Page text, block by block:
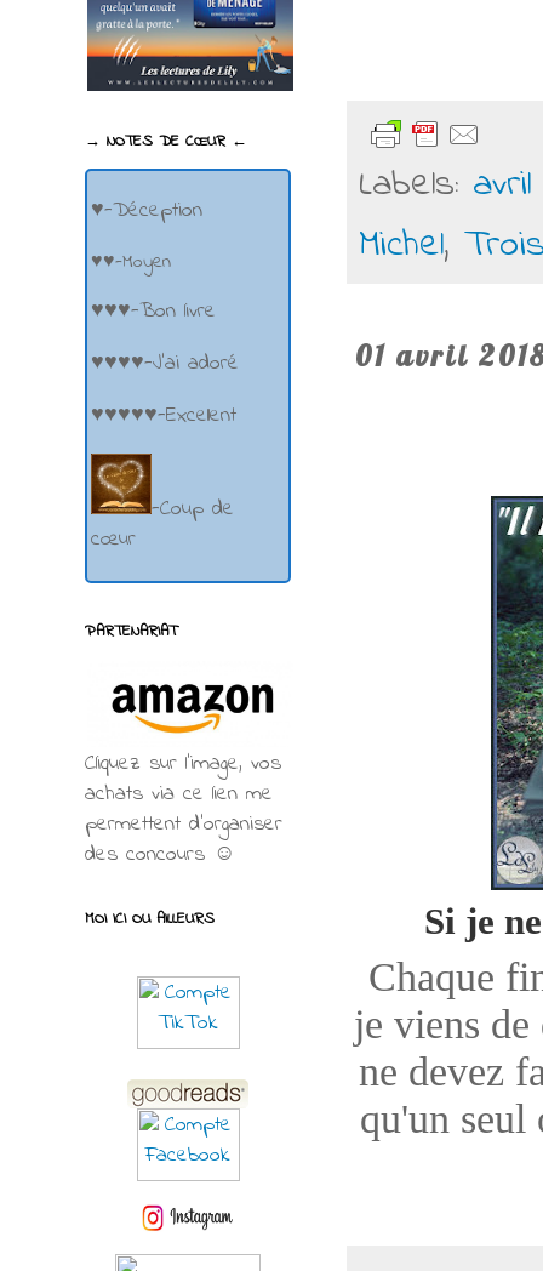
Labels:
Michel,
01 avril
Si je
Chaque
je viens
ne devez
qu'un seul
→ NOTES DE CŒUR ←
♥-Déception
♥♥-Moyen
♥♥♥-Bon livre
♥♥♥♥-J'ai adoré
♥♥♥♥♥-Excellent
-Coup de
cœur
PARTENARIAT
Cliquez sur l'image, vos
achats via ce lien me
permettent d’organiser
des concours ☺
MOI ICI OU AILLEURS